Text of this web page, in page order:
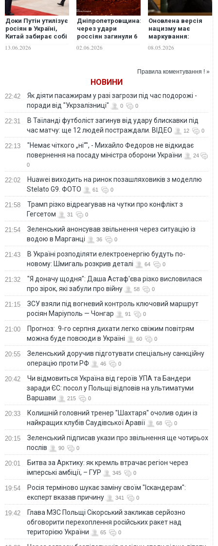
Доки Путін утилізує
росіян в Україні,
Китай забирає собі
бою, - The Hill
13.06.2026
Дніпропетровщина:
через удари
россіян загинули 6
рятувальник, ще 36
02.06.2026
Оновлена версія
нацизму має
маркування:
России", -
08.05.2026
Правила коментування ! »
НОВИНИ
22:42
Як діяти пасажирам у разі загрози під час подорожі -
поради від "Укрзалізниці"
0 0
22:31
В Таїланді футболіст загинув від удару блискавки під
час матчу: ще 12 людей постраждали. ВІДЕО
12 0
22:13
"Немає чіткого „ні“", - Михайло Федоров не відкидає
повернення на посаду міністра оборони України
24
0
22:02
Huawei виходить на ринок позашляховиків з моделлю
Stelato G9. ФОТО
61 0
21:58
Трамп різко відреагував на чутки про конфлікт з
Гегсетом
31 0
21:54
Зеленський анонсував звільнення через ситуацію із
водою в Марганці
36 0
21:43
В Україні розподіляти електроенергію будуть по-
новому: Шмигаль розкрив деталі
64 0
21:32
"Я доначу щодня": Даша Астаф'єва різко висловилася
про зірок, які забули про війну
58 0
21:15
ЗСУ взяли під вогневий контроль ключовий маршрут
росіян Маріуполь — Чонгар
91 0
21:00
Прогноз: 9-го серпня дихати легко свіжим повітрям
можна буде повсюди в Україні
60 0
20:55
Зеленський доручив підготувати спеціальну санкційну
операцію проти РФ
46 0
20:42
Чи відмовиться Україна від героїв УПА та Бандери
заради ЄС: посол у Польщі відповів на ультиматуми
Варшави
215 0
20:33
Колишній головний тренер "Шахтаря" очолив один із
найкращих клубів Саудівської Аравії
68 0
20:15
Зеленський підписав укази про звільнення ще чотирьох
послів
90 0
20:01
Битва за Арктику: як кремль втрачає регіон через
імперські амбіції, – ГУР
345 0
19:54
Росія терміново шукає заміну своїм "Іскандерам":
експерт вказав причину
341 0
19:42
Глава МЗС Польщі Сікорський закликав серйозно
обговорити перехоплення російських ракет над
територією України
65 0